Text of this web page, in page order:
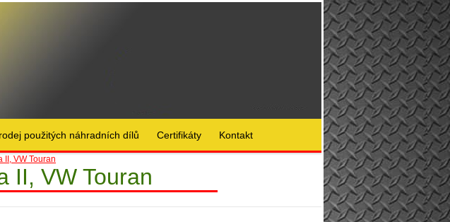
použitých náhradních dílů Certifikáty Kontakt
II, VW Touran
II, VW Touran